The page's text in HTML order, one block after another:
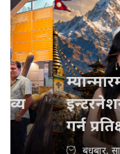
म्यान्मारमा
इन्टरनेशनल-
गर्न प्रतिक्षा
बुधबार, साउन २०,